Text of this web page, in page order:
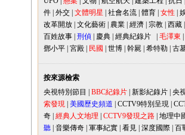
件 外交 文體明星 社會名流 體育 女性
改革開放 文化藝術 農業 經濟 宗教 西藏
百姓故事 刑偵 慶典 經典紀錄片 毛澤東
鄧小平 宮殿 民國 世博 幹屍 希特勒 古
按來源檢索
央視特別節目
BBC紀錄片 新影紀錄片 央
索發現 美國歷史頻道 CCTV9特別呈現
奇 經典人文地理 CCTV9發現之路 地理中
聽 音樂傳奇 軍事紀實 看見 深度國際 百